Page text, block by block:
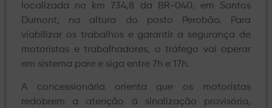
localizada no km 734,8 da BR-040, em Santos
Dumont, na altura do posto Perobão. Para
viabilizar os trabalhos e garantir a segurança de
motoristas e trabalhadores, o tráfego vai operar
em sistema pare e siga entre 7h e 17h.
A concessionária orienta que os motoristas
redobrem a atenção à sinalização provisória,